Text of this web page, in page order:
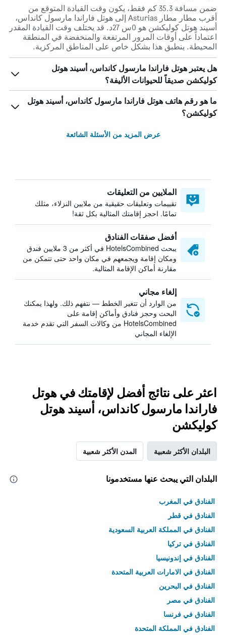
ضمن مسافة 35.3 كم فقط، يكون وقت القيادة المتوقع من
أقرب مطار مطار Asturias إلى هوتل فاراندا مارسول كانداس،
أسيند هوتل كوليكشن هو 0س 27د. قد يختلف وقت القيادة المقدر
اعتماداً على أوقات المرور المرتفعة والمنخفضة في المنطقة
المحيطة. ينطبق هذا بشكل خاص على المناطق المركزية.
هل يعتبر هوتل فاراندا مارسول كانداس، أسيند هوتل
كوليكشن صديقاً للحيوانات الأليفة؟
ما هو رقم هاتف هوتل فاراندا مارسول كانداس، أسيند هوتل
كوليكشن؟
عرض المزيد من الأسئلة الشائعة
الملايين من التعليقات
تقييمات وتعليقات حقيقية من ملايين النزلاء، مثلك
تمامًا. احجز إقامتك المثالية بكل ثقة!
أفضل صفقات الفنادق
يبحث HotelsCombined في أكثر من 3 ملايين فندق
ومكان إقامة ويجمعهم في مكان واحد حتى تتمكن من
مقارنة أماكن الإقامة المثالية.
إلغاء مجاني
من الوارد أن تتغير الخطط — نتفهم ذلك. ولهذا يمكنك
البحث وحجز فنادق وأماكن إقامة على
HotelsCombined من وكالات السفر التي تقدم خدمة
الإلغاء المجاني
اعثر على نتائج أفضل لإقامتك في هوتل
فاراندا مارسول كانداس، أسيند هوتل
كوليكشن
البلدان الأكثر شعبية المدن الأكثر شعبية
البلدان التي يبحث عنها مستخدمونا
الفنادق في المغرب
الفنادق في قطر
الفنادق في المملكة العربية السعودية
الفنادق في تركيا
الفنادق في إندونيسيا
الفنادق في الامارات العربية المتحدة
الفنادق في البحرين
الفنادق في مصر
الفنادق في فرنسا
الفنادق في المملكة المتحدة